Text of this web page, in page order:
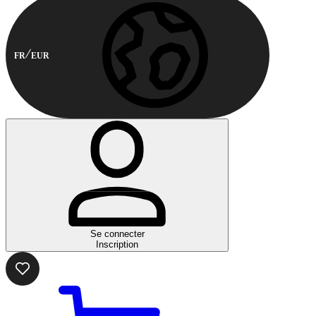
FR EUR
Se connecter
Inscription